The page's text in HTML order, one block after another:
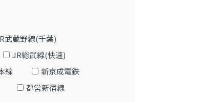
武蔵野線(千葉)
JR総武線(快速)
線
新京成電鉄
都営新宿線